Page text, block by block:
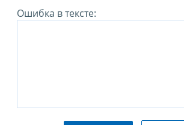
Ошибка в тексте: